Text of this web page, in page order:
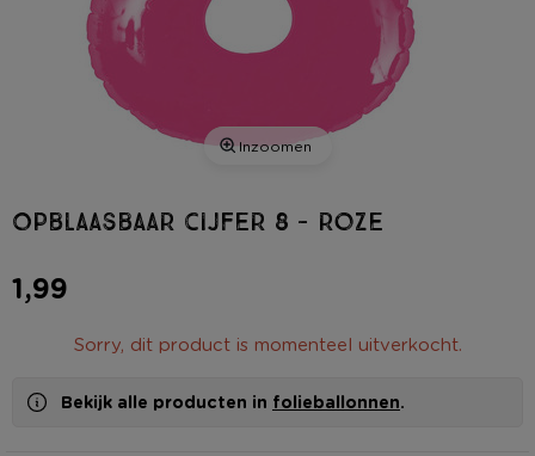
Inzoomen
Opblaasbaar cijfer 8 - roze
1,99
Sorry, dit product is momenteel uitverkocht.
Bekijk alle producten in folieballonnen.